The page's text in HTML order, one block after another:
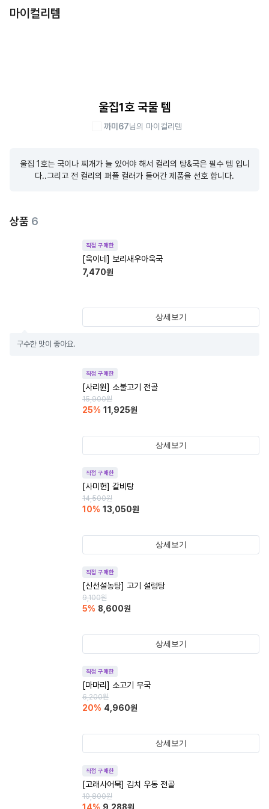
마이컬리템
울집1호 국물 템
까미67님의 마이컬리템
울집 1호는 국이나 찌개가 늘 있어야 해서 컬리의 탕&국은 필수 템 입니
다..그리고 전 컬리의 퍼플 컬러가 들어간 제품을 선호 합니다.
상품 6
직접 구매한
[욱이네] 보리새우아욱국
7,470원
상세보기
구수한 맛이 좋아요.
직접 구매한
[사리원] 소불고기 전골
15,900원
25% 11,925원
상세보기
직접 구매한
[사미헌] 갈비탕
14,500원
10% 13,050원
상세보기
직접 구매한
[신선설농탕] 고기 설렁탕
9,100원
5% 8,600원
상세보기
직접 구매한
[마마리] 소고기 무국
6,200원
20% 4,960원
상세보기
직접 구매한
[고래사어묵] 김치 우동 전골
10,800원